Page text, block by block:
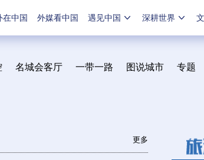
在中国 外媒看中国 遇见中国 深耕世界
名城会客厅 一带一路 图说城市 专题
更多